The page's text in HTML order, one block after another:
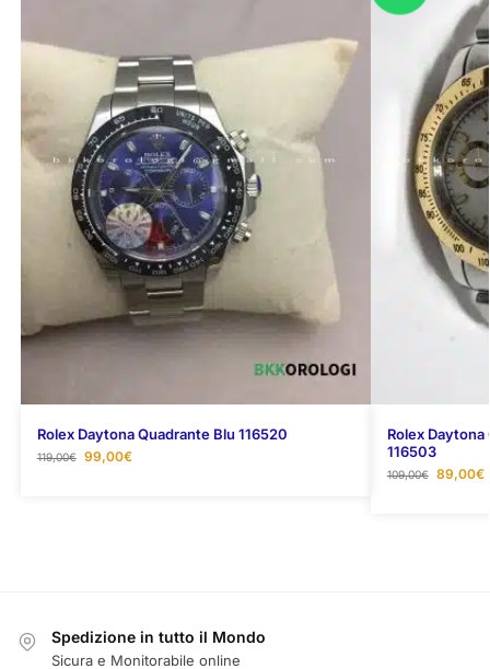
Rolex Daytona Quadrante Blu 116520
119,00€ 99,00€
Rolex
116503
109,00€ 89,00€
Spedizione in tutto il Mondo
Sicura e Monitorabile online